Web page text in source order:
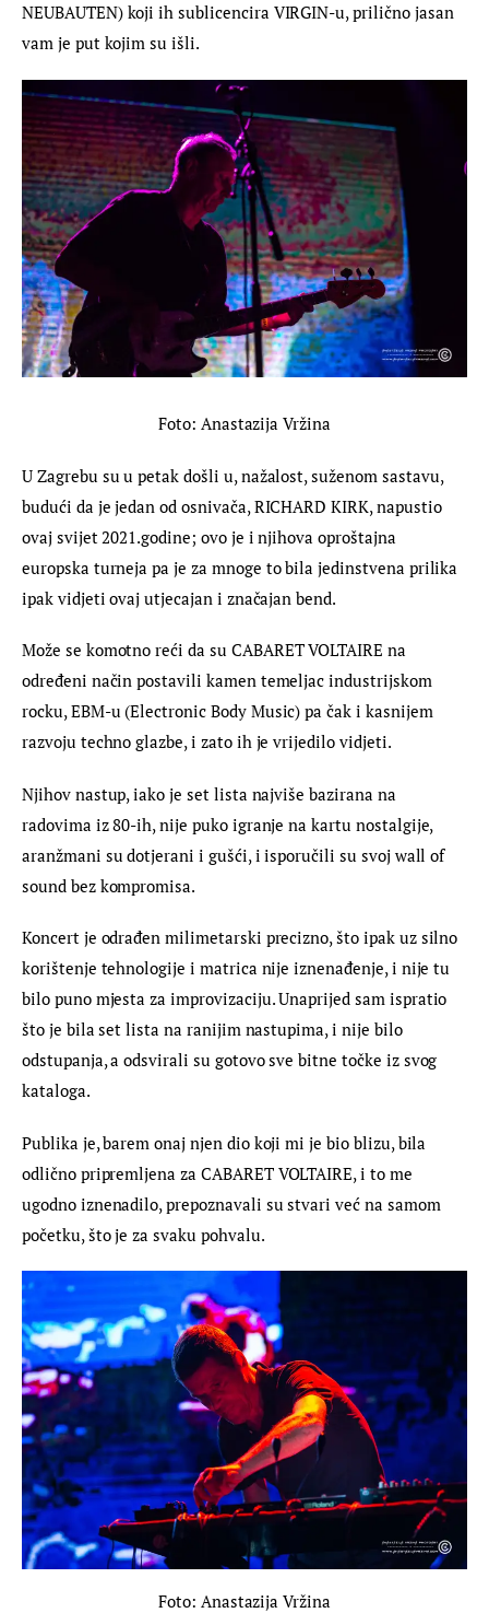
NEUBAUTEN) koji ih sublicencira VIRGIN-u, prilično jasan
vam je put kojim su išli.
Foto: Anastazija Vržina
U Zagrebu su u petak došli u, nažalost, suženom sastavu,
budući da je jedan od osnivača, RICHARD KIRK, napustio
ovaj svijet 2021.godine; ovo je i njihova oproštajna
europska turneja pa je za mnoge to bila jedinstvena prilika
ipak vidjeti ovaj utjecajan i značajan bend.
Može se komotno reći da su CABARET VOLTAIRE na
određeni način postavili kamen temeljac industrijskom
rocku, EBM-u (Electronic Body Music) pa čak i kasnijem
razvoju techno glazbe, i zato ih je vrijedilo vidjeti.
Njihov nastup, iako je set lista najviše bazirana na
radovima iz 80-ih, nije puko igranje na kartu nostalgije,
aranžmani su dotjerani i gušći, i isporučili su svoj wall of
sound bez kompromisa.
Koncert je odrađen milimetarski precizno, što ipak uz silno
korištenje tehnologije i matrica nije iznenađenje, i nije tu
bilo puno mjesta za improvizaciju. Unaprijed sam ispratio
što je bila set lista na ranijim nastupima, i nije bilo
odstupanja, a odsvirali su gotovo sve bitne točke iz svog
kataloga.
Publika je, barem onaj njen dio koji mi je bio blizu, bila
odlično pripremljena za CABARET VOLTAIRE, i to me
ugodno iznenadilo, prepoznavali su stvari već na samom
početku, što je za svaku pohvalu.
Foto: Anastazija Vržina